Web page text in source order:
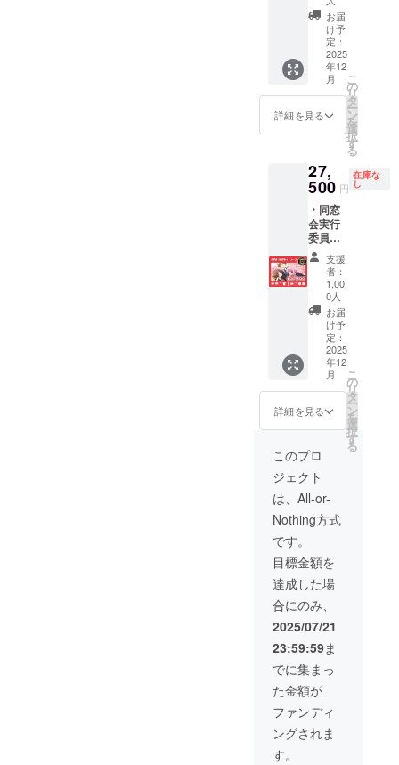
細説
明」を
ご確認
くださ
い。 ※
コラボ
書籍へ
のクレ
につい
て、ご
お名前
を10文
字以内
で備考
欄に記
載くだ
さい。
本名、
ハンド
ル名ど
ちらで
も結構
です。
クレ
ジット
希望さ
れない
場合は
備考欄
に「記
載不
ご記載
くださ
い。 ※
お支払
い金額
は
CAMPF
IRE手数
料、シ
ステム
利用料
込みで
33,328
円とな
CAMPF
IRE手数
料、シ
ステム
利用料
込みで
円とな
りま
ド（全
８名・
吉井明
久、姫
路瑞
希、島
田美
波、木
二、土
屋康
島翔
子、久
保利
光 か
ら１名
選択）
【☆4】
※詳細は
プロ
ジェク
トペー
ジ本文
「返礼
細説
明」を
くださ
い。 ※
お支払
い金額
CAMPF
料、シ
ステム
利用料
込みで
3,515円
となり
ます。
お届
け予
定：
2025
年12
月
詳細を見る
こ
の
リ
タ
ー
ン
を
選
択
す
る
27,
500 円
在庫な
し
・同窓
会実行
委員よ
りお礼
のメッ
セージ
【☆1】
・活動
報告
「同窓
会だよ
り」閲
覧権
【☆2】
・原
先生書
しコラ
ボ書籍
・
Tシャツ
（XS〜
3XL：3
種3カ
ラーか
択）
【☆5】
・描き
下ろし
新規イ
ラスト
使用ア
支援
者：
1,00
0人
お届
け予
定：
2025
年12
月
詳細を見る
こ
の
リ
タ
ー
ン
を
選
択
す
る
このプロ
ジェクト
は、All-or-
Nothing方式
です。
目標金額を
達成した場
合にのみ、
2025/07/21
23:59:59ま
でに集まっ
た金額が
ファンディ
ングされま
す。